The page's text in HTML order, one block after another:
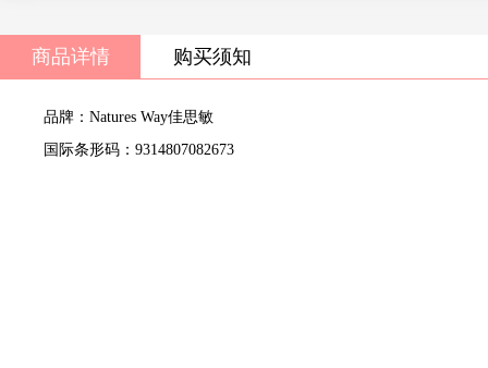
商品详情 购买须知
品牌：Natures Way佳思敏
国际条形码：9314807082673